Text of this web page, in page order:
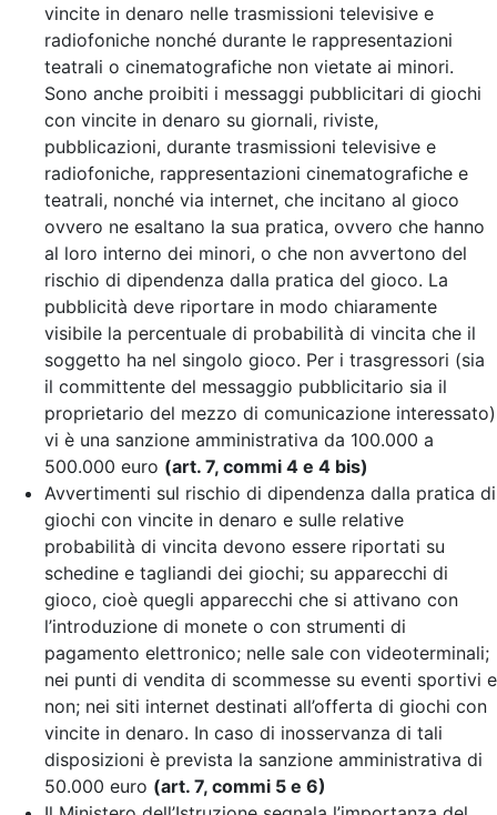
vincite in denaro nelle trasmissioni televisive e
radiofoniche nonché durante le rappresentazioni
teatrali o cinematografiche non vietate ai minori.
Sono anche proibiti i messaggi pubblicitari di giochi
con vincite in denaro su giornali, riviste,
pubblicazioni, durante trasmissioni televisive e
radiofoniche, rappresentazioni cinematografiche e
teatrali, nonché via internet, che incitano al gioco
ovvero ne esaltano la sua pratica, ovvero che hanno
al loro interno dei minori, o che non avvertono del
rischio di dipendenza dalla pratica del gioco. La
pubblicità deve riportare in modo chiaramente
visibile la percentuale di probabilità di vincita che il
soggetto ha nel singolo gioco. Per i trasgressori (sia
il committente del messaggio pubblicitario sia il
proprietario del mezzo di comunicazione interessato)
vi è una sanzione amministrativa da 100.000 a
500.000 euro (art. 7, commi 4 e 4 bis)
Avvertimenti sul rischio di dipendenza dalla pratica di
giochi con vincite in denaro e sulle relative
probabilità di vincita devono essere riportati su
schedine e tagliandi dei giochi; su apparecchi di
gioco, cioè quegli apparecchi che si attivano con
l’introduzione di monete o con strumenti di
pagamento elettronico; nelle sale con videoterminali;
nei punti di vendita di scommesse su eventi sportivi e
non; nei siti internet destinati all’offerta di giochi con
vincite in denaro. In caso di inosservanza di tali
disposizioni è prevista la sanzione amministrativa di
50.000 euro (art. 7, commi 5 e 6)